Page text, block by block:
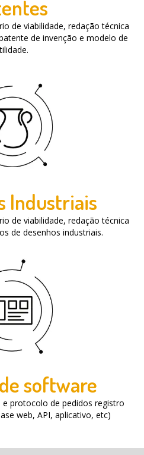
de viabilidade, redação técnica
de invenção e modelo de
Industriais
de viabilidade, redação técnica
de desenhos industriais.
software
protocolo de pedidos registro
web, API, aplicativo, etc)